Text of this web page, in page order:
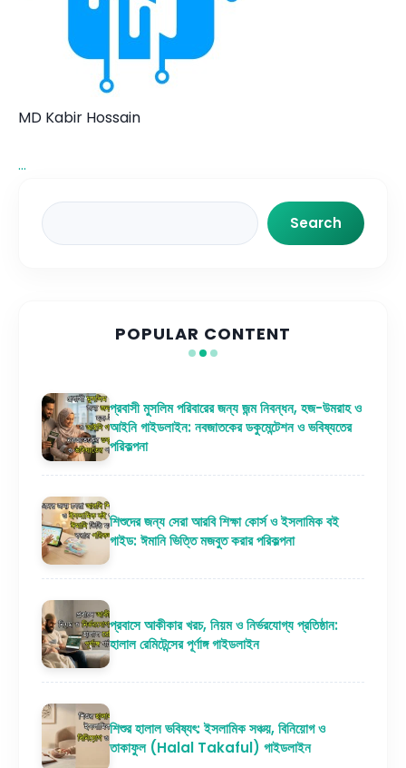
MD Kabir Hossain
...
Search
Search
POPULAR CONTENT
প্রবাসী মুসলিম পরিবারের জন্য জন্ম নিবন্ধন, হজ-উমরাহ ও
আইনি গাইডলাইন: নবজাতকের ডকুমেন্টেশন ও ভবিষ্যতের
পরিকল্পনা
শিশুদের জন্য সেরা আরবি শিক্ষা কোর্স ও ইসলামিক বই
গাইড: ঈমানি ভিত্তি মজবুত করার পরিকল্পনা
প্রবাসে আকীকার খরচ, নিয়ম ও নির্ভরযোগ্য প্রতিষ্ঠান:
হালাল রেমিটেন্সের পূর্ণাঙ্গ গাইডলাইন
শিশুর হালাল ভবিষ্যৎ: ইসলামিক সঞ্চয়, বিনিয়োগ ও
তাকাফুল (Halal Takaful) গাইডলাইন